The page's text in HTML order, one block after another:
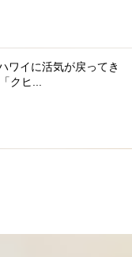
ワイに活気が戻ってき
クヒ...